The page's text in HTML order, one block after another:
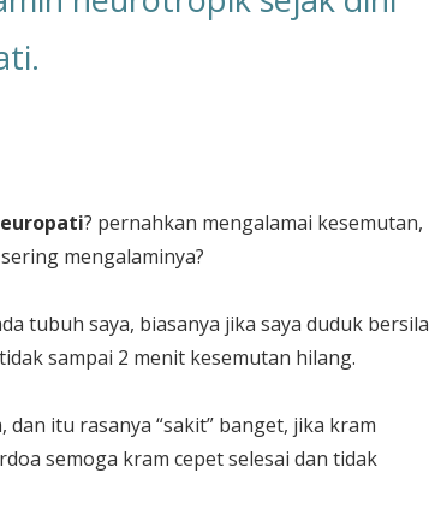
? pernahkan mengalamai kesemutan,
mengalaminya?
tubuh saya, biasanya jika saya duduk bersila
sampai 2 menit kesemutan hilang.
itu rasanya “sakit” banget, jika kram
semoga kram cepet selesai dan tidak